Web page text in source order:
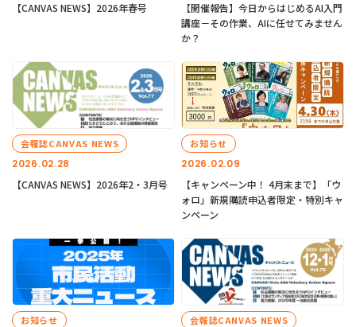
【CANVAS NEWS】2026年春号
【開催報告】今日からはじめるAI入門
講座－その作業、AIに任せてみません
か？
2026.02.28
会報誌CANVAS NEWS
【CANVAS NEWS】2026年2・3月号
2026.02.09
お知らせ
【キャンペーン中！ 4月末まで】「ウ
ォロ」新規購読申込者限定・特別キャ
ンペーン
お知らせ 会報誌CANVAS NEWS